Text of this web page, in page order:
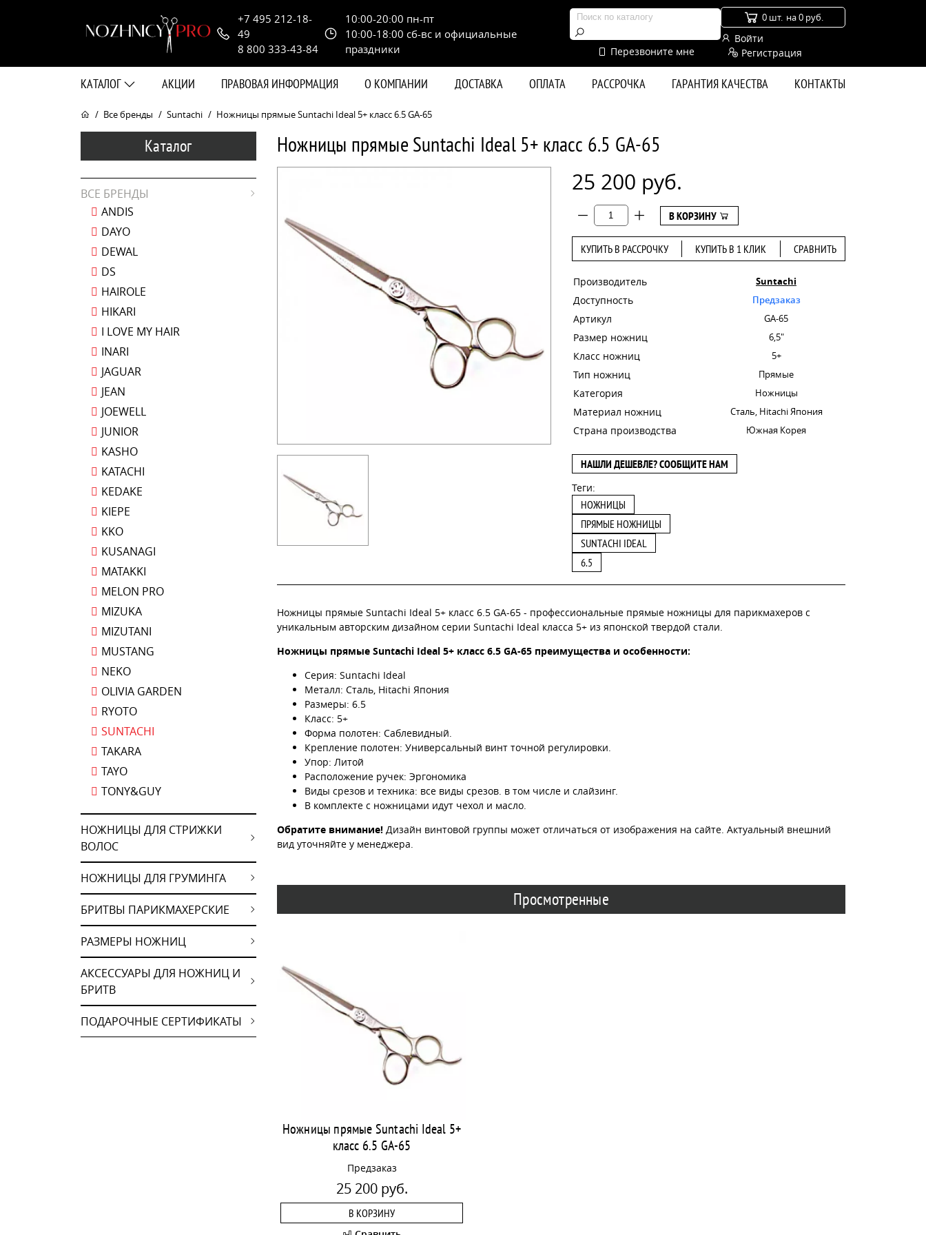
+7 495 212-18-
49
8 800 333-43-84
10:00-20:00 пн-пт
10:00-18:00 сб-вс и официальные
праздники
Перезвоните мне
0 шт. на 0 руб.
Войти
Регистрация
КАТАЛОГ АКЦИИ ПРАВОВАЯ ИНФОРМАЦИЯ О КОМПАНИИ ДОСТАВКА ОПЛАТА РАССРОЧКА ГАРАНТИЯ КАЧЕСТВА КОНТАКТЫ
Все бренды Suntachi Ножницы прямые Suntachi Ideal 5+ класс 6.5 GA-65
Каталог
ВСЕ БРЕНДЫ
ANDIS
DAYO
DEWAL
DS
HAIROLE
HIKARI
I LOVE MY HAIR
INARI
JAGUAR
JEAN
JOEWELL
JUNIOR
KASHO
KATACHI
KEDAKE
KIEPE
KKO
KUSANAGI
MATAKKI
MELON PRO
MIZUKA
MIZUTANI
MUSTANG
NEKO
OLIVIA GARDEN
RYOTO
SUNTACHI
TAKARA
TAYO
TONY&GUY
НОЖНИЦЫ ДЛЯ СТРИЖКИ
ВОЛОС
НОЖНИЦЫ ДЛЯ ГРУМИНГА
БРИТВЫ ПАРИКМАХЕРСКИЕ
РАЗМЕРЫ НОЖНИЦ
АКСЕССУАРЫ ДЛЯ НОЖНИЦ И
БРИТВ
ПОДАРОЧНЫЕ СЕРТИФИКАТЫ
Ножницы прямые Suntachi Ideal 5+ класс 6.5 GA-65
25 200 руб.
В КОРЗИНУ
КУПИТЬ В РАССРОЧКУ КУПИТЬ В 1 КЛИК СРАВНИТЬ
Производитель Suntachi
Доступность Предзаказ
Артикул GA-65
Размер ножниц 6,5"
Класс ножниц 5+
Тип ножниц Прямые
Категория Ножницы
Материал ножниц Сталь, Hitachi Япония
Страна производства Южная Корея
НАШЛИ ДЕШЕВЛЕ? СООБЩИТЕ НАМ
Теги:
НОЖНИЦЫ
ПРЯМЫЕ НОЖНИЦЫ
SUNTACHI IDEAL
6.5
Ножницы прямые Suntachi Ideal 5+ класс 6.5 GA-65 - профессиональные прямые ножницы для парикмахеров с
уникальным авторским дизайном серии Suntachi Ideal класса 5+ из японской твердой стали.
Ножницы прямые Suntachi Ideal 5+ класс 6.5 GA-65 преимущества и особенности:
Серия: Suntachi Ideal
Металл: Сталь, Hitachi Япония
Размеры: 6.5
Класс: 5+
Форма полотен: Саблевидный.
Крепление полотен: Универсальный винт точной регулировки.
Упор: Литой
Расположение ручек: Эргономика
Виды срезов и техника: все виды срезов. в том числе и слайзинг.
В комплекте с ножницами идут чехол и масло.
Обратите внимание! Дизайн винтовой группы может отличаться от изображения на сайте. Актуальный внешний
вид уточняйте у менеджера.
Просмотренные
Ножницы прямые Suntachi Ideal 5+
класс 6.5 GA-65
Предзаказ
25 200 руб.
В КОРЗИНУ